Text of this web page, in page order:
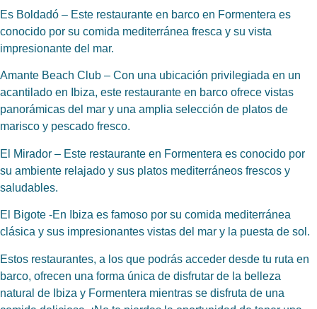
Es Boldadó – Este restaurante en barco en Formentera es
conocido por su comida mediterránea fresca y su vista
impresionante del mar.
Amante Beach Club – Con una ubicación privilegiada en un
acantilado en Ibiza, este restaurante en barco ofrece vistas
panorámicas del mar y una amplia selección de platos de
marisco y pescado fresco.
El Mirador – Este restaurante en Formentera es conocido por
su ambiente relajado y sus platos mediterráneos frescos y
saludables.
El Bigote -En Ibiza es famoso por su comida mediterránea
clásica y sus impresionantes vistas del mar y la puesta de sol.
Estos restaurantes, a los que podrás acceder desde tu ruta en
barco, ofrecen una forma única de disfrutar de la belleza
natural de Ibiza y Formentera mientras se disfruta de una